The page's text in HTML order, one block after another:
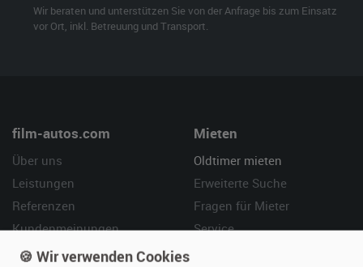
Wir beraten und unterstützen Sie von der Anfrage bis zum Einsatz
vor Ort, inkl. Betreuung und Transport.
film-autos.com
Über uns
Leistungen
Referenzen
Kundenmeinungen
Mieten
Oldtimer mieten
Erweiterte Suche
Fragen für Mieter
Service
🍪 Wir verwenden Cookies